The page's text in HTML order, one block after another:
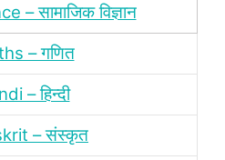
– सामाजिक विज्ञान
– गणित
– हिन्‍दी
– संस्‍कृत